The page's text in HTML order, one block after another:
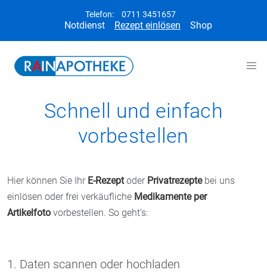
Telefon: 0711 3451657
Notdienst Rezept einlösen Shop
Schnell und einfach
vorbestellen
Hier können Sie Ihr E-Rezeptoder Privatrezeptebei uns
einlösen oder frei verkäufliche Medikamente per
Artikelfoto vorbestellen. So geht’s:
1. Daten scannen oder hochladen